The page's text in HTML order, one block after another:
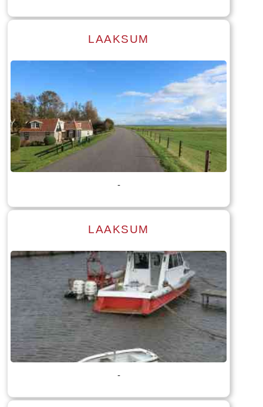
Lees meer
Tekst: © Foto: © William Wissink
LAAKSUM
-
Lees meer
Tekst: © Foto: © William Wissink
LAAKSUM
-